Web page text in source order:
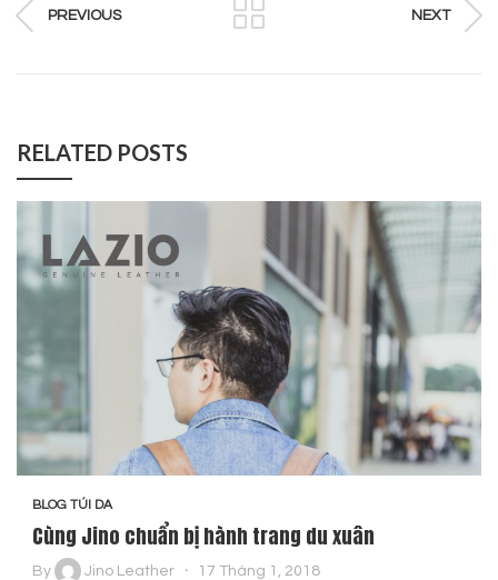
PREVIOUS NEXT
RELATED POSTS
BLOG TÚI DA
Cùng Jino chuẩn bị hành trang du xuân
By Jino Leather 17 Tháng 1, 2018